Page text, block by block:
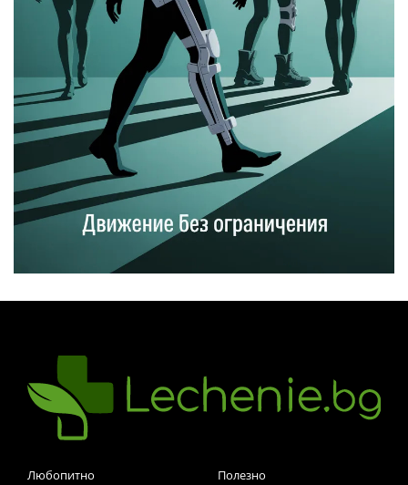
Любопитно
Полезно